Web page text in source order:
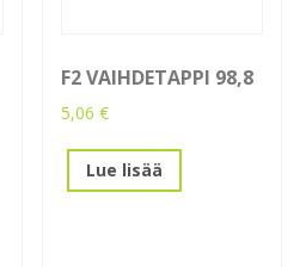
F2 VAIHDETAPPI 98,8
5,06€
Lue lisää